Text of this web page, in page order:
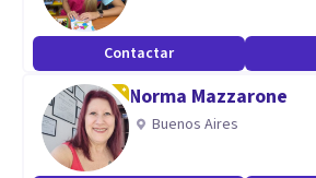
trabajo me ayudan a ayudar a los demás.
Contactar
Norma Mazzarone
Buenos Aires